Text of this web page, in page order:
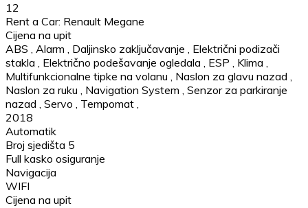
12
Rent a Car: Renault Megane
Cijena na upit
ABS , Alarm , Daljinsko zaključavanje , Električni podizači
stakla , Električno podešavanje ogledala , ESP , Klima ,
Multifunkcionalne tipke na volanu , Naslon za glavu nazad ,
Naslon za ruku , Navigation System , Senzor za parkiranje
nazad , Servo , Tempomat ,
2018
Automatik
Broj sjedišta 5
Full kasko osiguranje
Navigacija
WIFI
Cijena na upit